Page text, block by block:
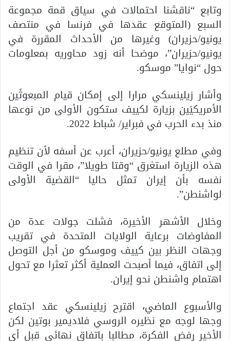
وتابع “ناقشنا احتمالات في سياق قمة مجموعة
السبع (المتوقع عقدها في فرنسا في منتصف
يونيو/حزيران) وغيرها من الأحداث المقررة في
يونيو/حزيران”، موضحا أنه زود محاوريه بمعلومات
حول “نوايا” موسكو.
وأشار زيلينسكي مرارا إلى إمكان قيام المبعوثَين
الأمريكيَين بزيارة لكييف ستكون الأولى من نوعها
منذ بدء الحرب في فبراير/ شباط 2022.
وفي مطلع يونيو/حزيران، أعرب عن أسفه لأن تنظيم
هذه الزيارة استغرق “وقتا طويلا”، مقرا في الوقت
نفسه بأن إيران تمثل حاليا “القضية الأولى
لواشنطن”.
وخلال الأشهر الأخيرة، فشلت جولات عدة من
المفاوضات برعاية الولايات المتحدة في تقريب
وجهات النظر بين كييف وموسكو من أجل التوصل
إلى اتفاق، فيما أصبحت العملية أكثر تعثرا مع تحول
اهتمام واشنطن نحو إيران.
والأسبوع الماضي، اقترح زيلينسكي عقد اجتماع
وجها لوجه مع نظيره الروسي فلاديمير بوتين لكن
الأخير رفض الفكرة، مطالبا باتفاق نهائي قبل أي